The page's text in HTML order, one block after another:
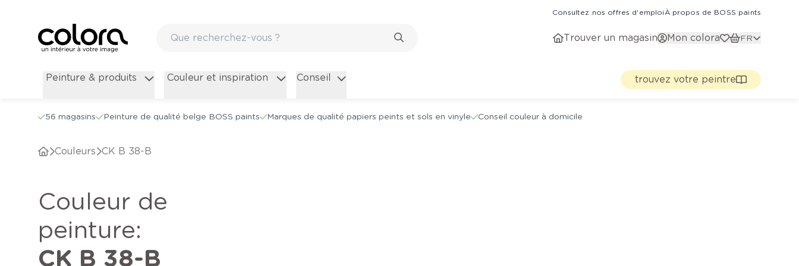
Consultez nos offres d'emploiÀ propos de BOSS paints
Trouver un magasin Mon colora FR
Peinture & produits Couleur et inspiration Conseil trouvez votre peintre
56 magasins Peinture de qualité belge BOSS paints Marques de qualité papiers peints et sols en vinyle Conseil couleur à domicile
Couleurs CK B 38-B
Couleur de
peinture:
CK B 38-B